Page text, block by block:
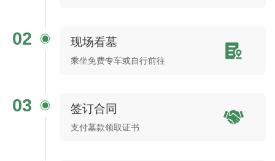
02 现场看墓
乘坐免费专车或自行前往
03 签订合同
支付墓款领取证书